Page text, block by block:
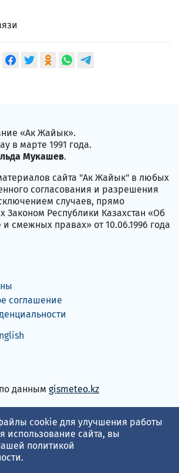
«Ак Жайык».
в марте 1991 года.
Мукашев.
сайта "Ак Жайык" в любых
согласования и разрешения
случаев, прямо
Законом Республики Казахстан «Об
смежных правах» от 10.06.1996 года
соглашение
данным gismeteo.kz
cookie для улучшения работы
использование сайта, вы
политикой
.